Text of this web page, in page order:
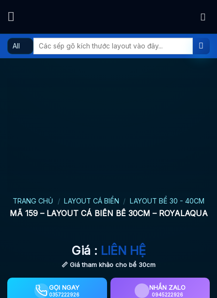
content
Tìm
kiếm:
TRANG CHỦ / LAYOUT CÁ BIỂN / LAYOUT BỂ 30 - 40CM
MÃ 159 – LAYOUT CÁ BIỂN BỂ 30CM – ROYALAQUA
Giá : LIÊN HỆ
📏 Giá tham khảo cho bể 30cm
GỌI NGAY
0357222926
NHẮN ZALO
0945222926